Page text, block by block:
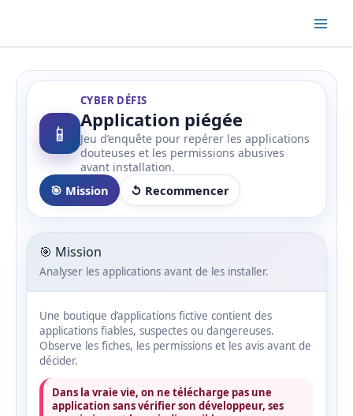
contenu
📱
CYBER DÉFIS
Application piégée
Jeu d’enquête pour repérer les applications
douteuses et les permissions abusives
avant installation.
🎯 Mission ↺ Recommencer
🎯 Mission
Analyser les applications avant de les installer.
Une boutique d’applications fictive contient des
applications fiables, suspectes ou dangereuses.
Observe les fiches, les permissions et les avis avant de
décider.
Dans la vraie vie, on ne télécharge pas une
application sans vérifier son développeur, ses